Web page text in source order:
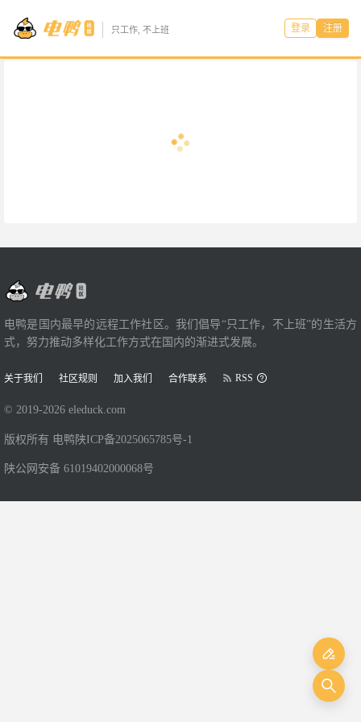
只工作, 不上班 登录 注册
电鸭是国内最早的远程工作社区。我们倡导“只工作，不上班”的生活方
式，努力推动多样化工作方式在国内的渐进式发展。
关于我们 社区规则 加入我们 合作联系 RSS
© 2019-2026 eleduck.com
版权所有 电鸭 陕ICP备2025065785号-1
陕公网安备 61019402000068号